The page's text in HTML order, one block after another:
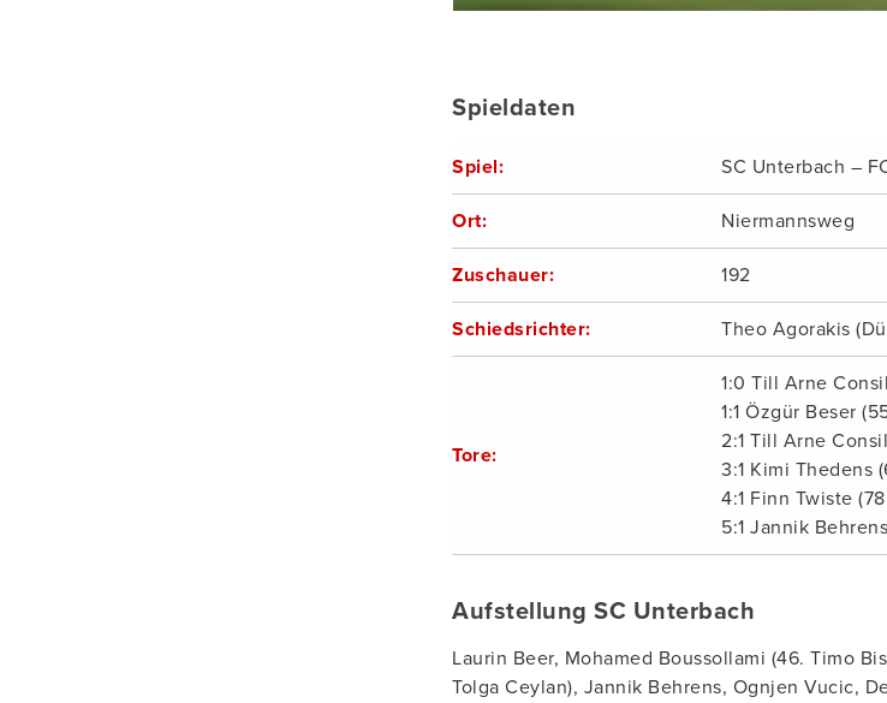
Spieldaten
Spiel: SC Unterbach –
Ort: Niermannsweg
Zuschauer: 192
Schiedsrichter: Theo Agorakis
Tore:
1:0 Till Arne
1:1 Özgür Beser
2:1 Till Arne
3:1 Kimi Thedens
4:1 Finn Twiste
5:1 Jannik
Aufstellung SC Unterbach
Laurin Beer, Mohamed Boussollami (46. Timo
Tolga Ceylan), Jannik Behrens, Ognjen Vucic,